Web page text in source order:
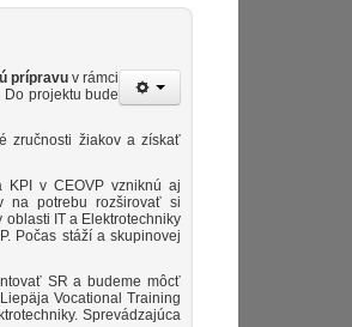
prípravu v rámci
projektu bude
zručnosti žiakov a získať
KPI v CEOVP vzniknú aj
na potrebu rozširovať si
IT a Elektrotechniky
Počas stáží a skupinovej
SR a budeme môcť
Vocational Training
Sprevádzajúca